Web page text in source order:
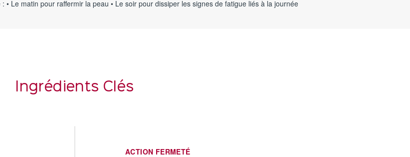
• Le matin pour raffermir la peau • Le soir pour dissiper les signes de fatigue liés à la journée
Ingrédients Clés
ACTION FERMETÉ